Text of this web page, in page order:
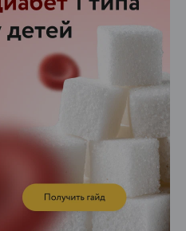
ЭФФЕКТИВНАЯ РЕКЛАМА НА САЙТЕ